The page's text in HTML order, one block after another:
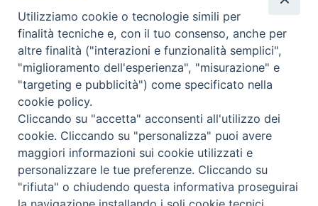
Abbonamenti
Abbonamento Annuale Digitale
Abbonamento Annuale Cartaceo
Abbonamento Singola Copia Digitale
Redazione: Pavia, Piazza Duomo 11 - tel. 0382.24736 -
amministrazione@ilticino.it - repossi@ilticino.it - P.
Utilizziamo cookie o tecnologie simili per
finalità tecniche e, con il tuo consenso, anche per
altre finalità ("interazioni e funzionalità semplici",
"miglioramento dell'esperienza", "misurazione" e
"targeting e pubblicità") come specificato nella
cookie policy.
Cliccando su "accetta" acconsenti all'utilizzo dei
cookie. Cliccando su "personalizza" puoi avere
maggiori informazioni sui cookie utilizzati e
personalizzare le tue preferenze. Cliccando su
"rifiuta" o chiudendo questa informativa proseguirai